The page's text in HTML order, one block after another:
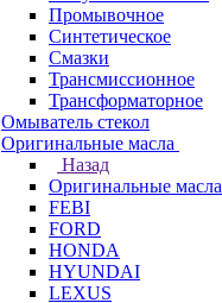
Промывочное
Синтетическое
Смазки
Трансмиссионное
Трансформаторное
Омыватель стекол
Оригинальные масла
Назад
Оригинальные масла
FEBI
FORD
HONDA
HYUNDAI
LEXUS